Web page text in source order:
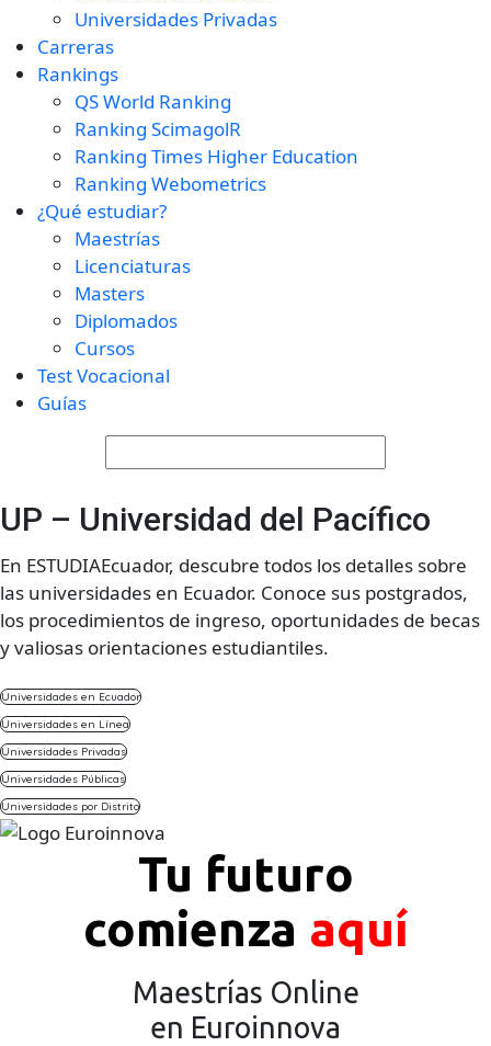
Universidades Privadas
Carreras
Rankings
QS World Ranking
Ranking ScimagolR
Ranking Times Higher Education
Ranking Webometrics
¿Qué estudiar?
Maestrías
Licenciaturas
Masters
Diplomados
Cursos
Test Vocacional
Guías
UP – Universidad del Pacífico
En ESTUDIAEcuador, descubre todos los detalles sobre
las universidades en Ecuador. Conoce sus postgrados,
los procedimientos de ingreso, oportunidades de becas
y valiosas orientaciones estudiantiles.
Universidades en Ecuador
Universidades en Línea
Universidades Privadas
Universidades Públicas
Universidades por Distrito
Tu futuro
comienza aquí
Maestrías Online
en Euroinnova